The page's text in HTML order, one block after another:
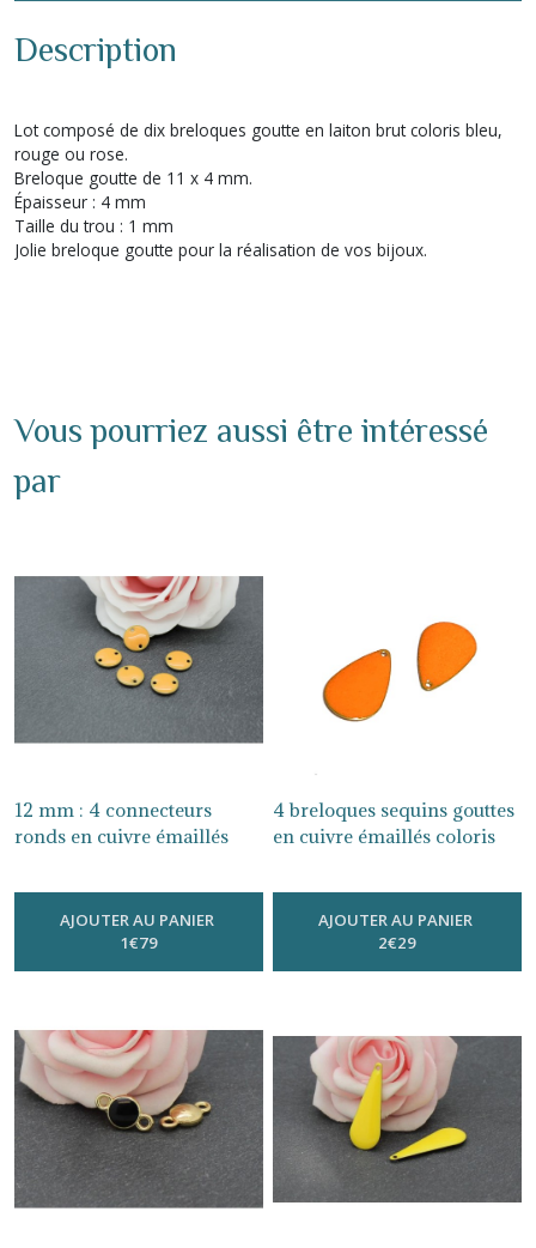
Description
Lot composé de dix breloques goutte en laiton brut coloris bleu,
rouge ou rose.
Breloque goutte de 11 x 4 mm.
Épaisseur : 4 mm
Taille du trou : 1 mm
Jolie breloque goutte pour la réalisation de vos bijoux.
Vous pourriez aussi être intéressé
par
12 mm : 4 connecteurs
ronds en cuivre émaillés
AJOUTER AU PANIER
1€79
4 breloques sequins gouttes
en cuivre émaillés coloris
AJOUTER AU PANIER
2€29